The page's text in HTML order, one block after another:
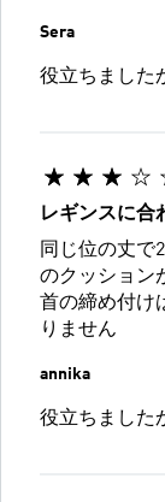
Sera
役立ちました
レギンスに合
同じ位の丈で
のクッション
首の締め付け
りません
annika
役立ちました